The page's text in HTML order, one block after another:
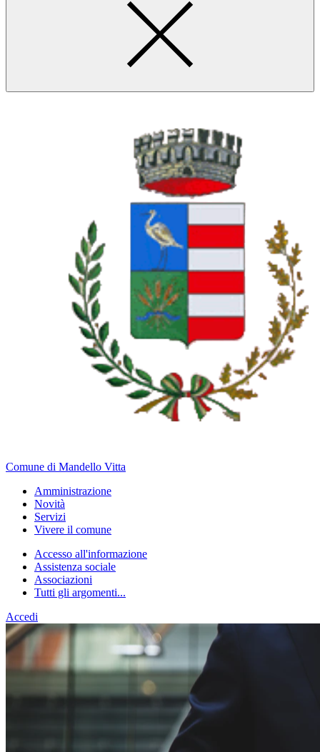
Comune di Mandello Vitta
Amministrazione
Novità
Servizi
Vivere il comune
Accesso all'informazione
Assistenza sociale
Associazioni
Tutti gli argomenti...
Accedi